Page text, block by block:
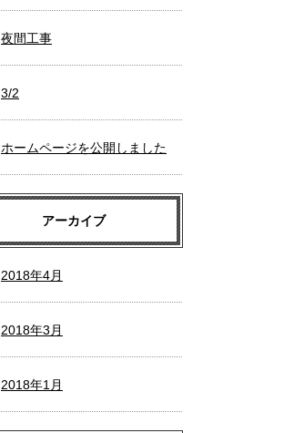
夜間工事
3/2
ホームページを公開しました
アーカイブ
2018年4月
2018年3月
2018年1月